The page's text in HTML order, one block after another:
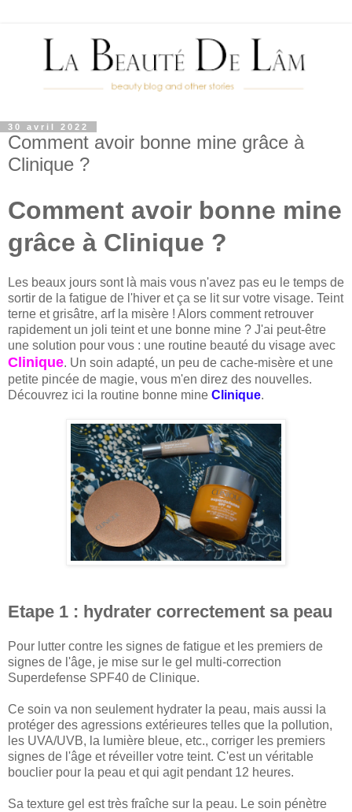
30 avril 2022
Comment avoir bonne mine grâce à
Clinique ?
Comment avoir bonne mine
grâce à Clinique ?
Les beaux jours sont là mais vous n'avez pas eu le temps de
sortir de la fatigue de l'hiver et ça se lit sur votre visage. Teint
terne et grisâtre, arf la misère ! Alors comment retrouver
rapidement un joli teint et une bonne mine ? J'ai peut-être
une solution pour vous : une routine beauté du visage avec
Clinique. Un soin adapté, un peu de cache-misère et une
petite pincée de magie, vous m'en direz des nouvelles.
Découvrez ici la routine bonne mine Clinique.
Etape 1 : hydrater correctement sa peau
Pour lutter contre les signes de fatigue et les premiers de
signes de l'âge, je mise sur le gel multi-correction
Superdefense SPF40 de Clinique.
Ce soin va non seulement hydrater la peau, mais aussi la
protéger des agressions extérieures telles que la pollution,
les UVA/UVB, la lumière bleue, etc., corriger les premiers
signes de l'âge et réveiller votre teint. C'est un véritable
bouclier pour la peau et qui agit pendant 12 heures.
Sa texture gel est très fraîche sur la peau. Le soin pénètre